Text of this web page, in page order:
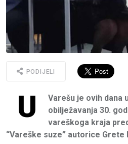
PODIJELI
U
Varešu je ovih dana
obilježavanja 30.
vareškoga kraja
“Vareške suze” autorice Grete